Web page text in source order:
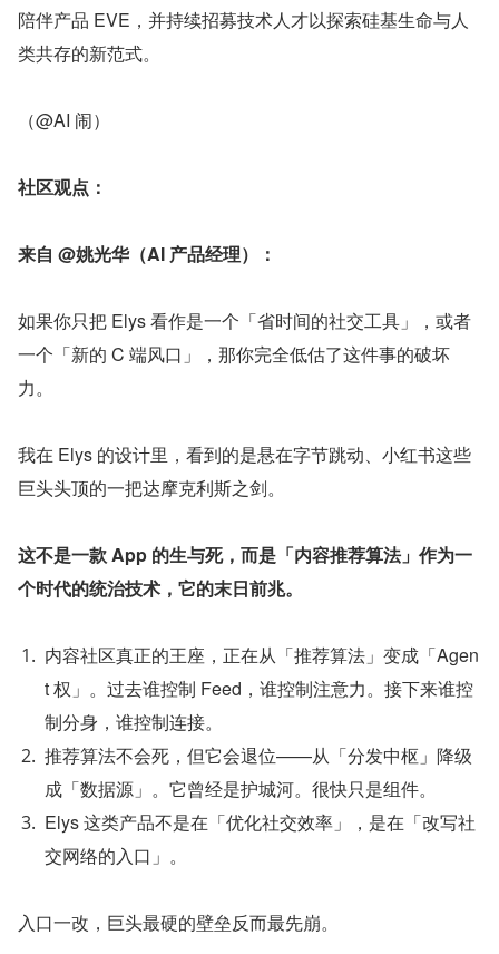
陪伴产品 EVE，并持续招募技术人才以探索硅基生命与人
类共存的新范式。
（@AI 闹）
社区观点：
来自 @姚光华（AI 产品经理）：
如果你只把 Elys 看作是一个「省时间的社交工具」，或者
一个「新的 C 端风口」，那你完全低估了这件事的破坏
力。
我在 Elys 的设计里，看到的是悬在字节跳动、小红书这些
巨头头顶的一把达摩克利斯之剑。
这不是一款 App 的生与死，而是「内容推荐算法」作为一
个时代的统治技术，它的末日前兆。
内容社区真正的王座，正在从「推荐算法」变成「Agen
t 权」。过去谁控制 Feed，谁控制注意力。接下来谁控
制分身，谁控制连接。
推荐算法不会死，但它会退位——从「分发中枢」降级
成「数据源」。它曾经是护城河。很快只是组件。
Elys 这类产品不是在「优化社交效率」，是在「改写社
交网络的入口」。
入口一改，巨头最硬的壁垒反而最先崩。